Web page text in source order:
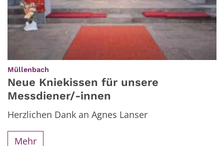
Müllenbach
Neue Kniekissen für unsere
Messdiener/-innen
Herzlichen Dank an Agnes Lanser
Mehr